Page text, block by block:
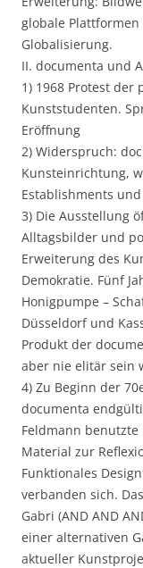
globale Plattformen
Globalisierung.
II. documenta und
1) 1968 Protest
Kunststudenten.
Eröffnung
2) Widerspruch:
Kunsteinrichtung,
Establishments
3) Die Ausstellung
Alltagsbilder und
Erweiterung des
Demokratie. Fünf
Honigpumpe –
Düsseldorf und
Produkt der
aber nie elitär sein
4) Zu Beginn der
documenta
Feldmann benutzte
Material zur
Funktionales
verbanden sich.
Gabri (AND AND
einer alternativen
aktueller